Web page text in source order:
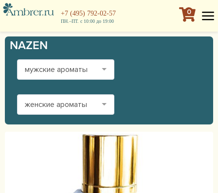
+7 (495) 792-02-57
ПН.–ПТ. с 10:00 до 19:00
0
NAZEN
мужские ароматы
женские ароматы